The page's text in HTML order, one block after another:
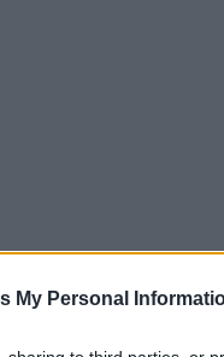
My Personal